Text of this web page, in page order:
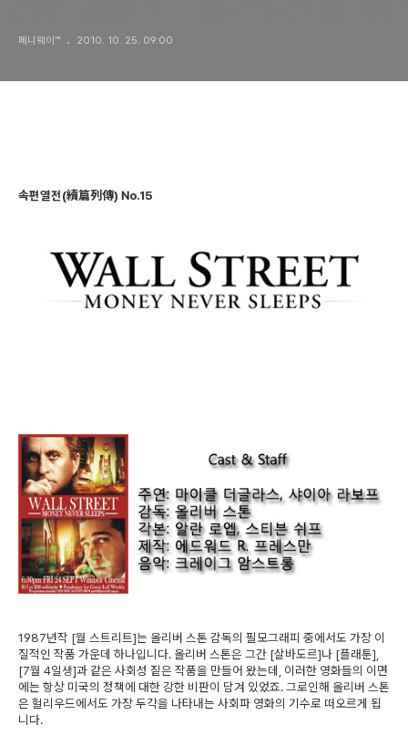
페니웨이™ 2010. 10. 25. 09:00
속편열전(續篇列傳) No.15
1987년작 [월 스트리트]는 올리버 스톤 감독의 필모그래피 중에서도 가장 이
질적인 작품 가운데 하나입니다. 올리버 스톤은 그간 [살바도르]나 [플래툰],
[7월 4일생]과 같은 사회성 짙은 작품을 만들어 왔는데, 이러한 영화들의 이면
에는 항상 미국의 정책에 대한 강한 비판이 담겨 있었죠. 그로인해 올리버 스톤
은 헐리우드에서도 가장 두각을 나타내는 사회파 영화의 기수로 떠오르게 됩
니다.